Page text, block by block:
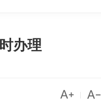
办理
 